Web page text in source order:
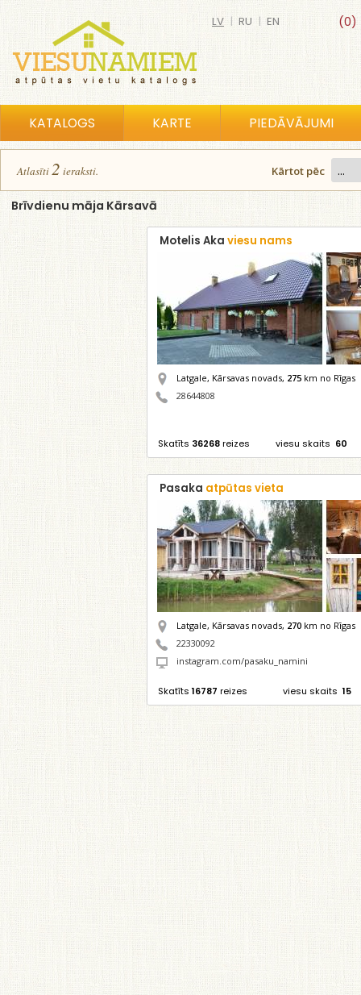
(0)
LV | RU | EN
KATALOGS KARTE PIEDĀVĀJUMI
Atlasīti2 ieraksti. Kārtot pēc
Brīvdienu māja Kārsavā
Motelis Aka viesu nams
Latgale, Kārsavas novads, 275 km no Rīgas
28644808
Skatīts 36268reizes viesu skaits 60
Pasaka atpūtas vieta
Latgale, Kārsavas novads, 270 km no Rīgas
22330092
instagram.com/pasaku_namini
Skatīts 16787 reizes viesu skaits 15